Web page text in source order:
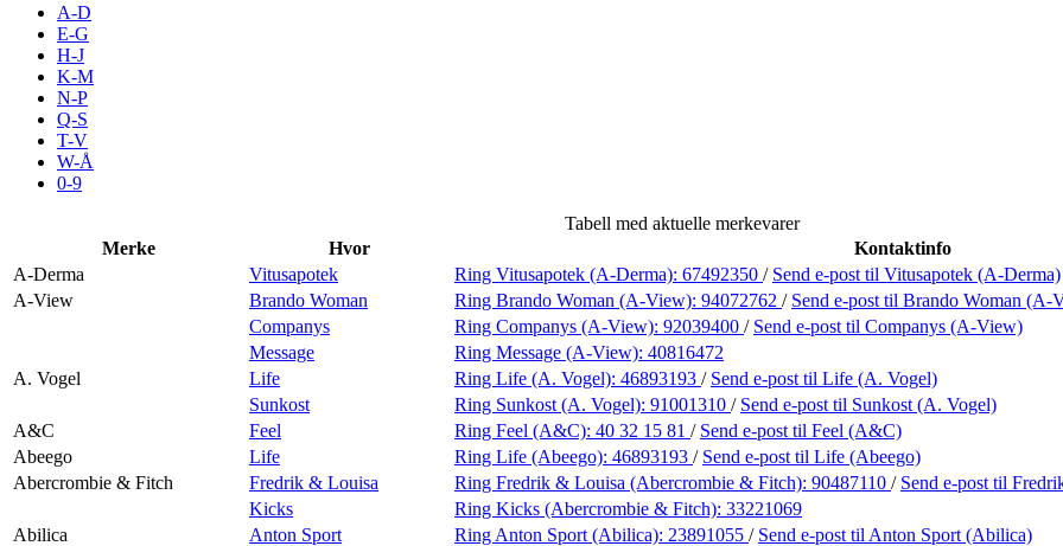
Inspirasjon
Praktisk informasjon
A-D
E-G
H-J
K-M
N-P
Q-S
T-V
W-Å
0-9
Tabell med aktuelle merkevarer
Merke
Hvor
Kontaktinfo
A-Derma
Vitusapotek Ring Vitusapotek (A-Derma): 67492350 / Send e-post til Vitusapotek (A-Derma)
A-View
Brando Woman Ring Brando Woman (A-View): 94072762 / Send e-post til Brando Woman (A-
Companys
Ring Companys (A-View): 92039400 / Send e-post til Companys (A-View)
Message
Ring Message (A-View): 40816472
A. Vogel
Life Ring Life (A. Vogel): 46893193 / Send e-post til Life (A. Vogel)
Sunkost
Ring Sunkost (A. Vogel): 91001310 / Send e-post til Sunkost (A. Vogel)
A&C
Feel Ring Feel (A&C): 40 32 15 81 / Send e-post til Feel (A&C)
Abeego
Life Ring Life (Abeego): 46893193 / Send e-post til Life (Abeego)
Abercrombie & Fitch
Fredrik & Louisa Ring Fredrik & Louisa (Abercrombie & Fitch): 90487110 / Send e-post til
Kicks
Ring Kicks (Abercrombie & Fitch): 33221069
Abilica
Anton Sport Ring Anton Sport (Abilica): 23891055 / Send e-post til Anton Sport (Abilica)